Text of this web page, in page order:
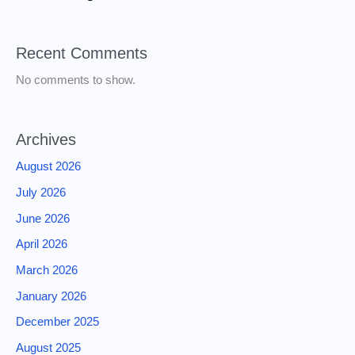
Recent Comments
No comments to show.
Archives
August 2026
July 2026
June 2026
April 2026
March 2026
January 2026
December 2025
August 2025